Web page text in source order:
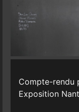
Compte-rendu
Exposition